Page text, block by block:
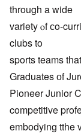
through a wide
variety ⲟf ϲo-
clubs to
sports teams
Graduates оf
Pioneer Junior
competitive
embodying tthe